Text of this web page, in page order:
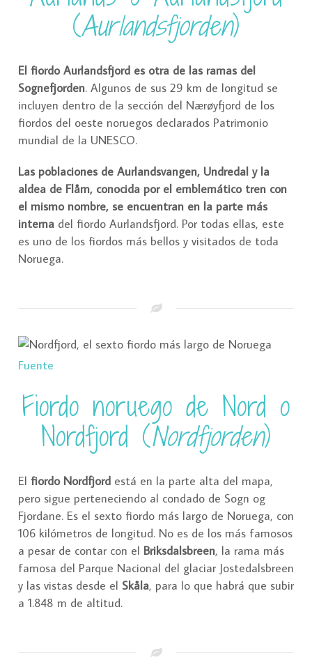
(Aurlandsfjorden)
El fiordo Aurlandsfjord es otra de las ramas del
Sognefjorden. Algunos de sus 29 km de longitud se
incluyen dentro de la sección del Nærøyfjord de los
fiordos del oeste noruegos declarados Patrimonio
mundial de la UNESCO.
Las poblaciones de Aurlandsvangen, Undredal y la
aldea de Flåm, conocida por el emblemático tren con
el mismo nombre, se encuentran en la parte más
interna del fiordo Aurlandsfjord. Por todas ellas, este
es uno de los fiordos más bellos y visitados de toda
Noruega.
Fuente
Fiordo noruego de Nord o
Nordfjord (Nordfjorden)
El fiordo Nordfjord está en la parte alta del mapa,
pero sigue perteneciendo al condado de Sogn og
Fjordane. Es el sexto fiordo más largo de Noruega, con
106 kilómetros de longitud. No es de los más famosos
a pesar de contar con el Briksdalsbreen, la rama más
famosa del Parque Nacional del glaciar Jostedalsbreen
y las vistas desde el Skåla, para lo que habrá que subir
a 1.848 m de altitud.